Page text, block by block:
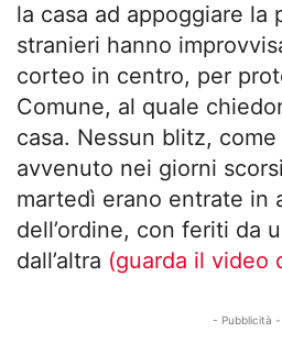
la casa ad appoggiare la
stranieri hanno
corteo in centro, per
Comune, al quale
casa. Nessun blitz,
avvenuto nei giorni
martedì erano entrate in
dell’ordine, con feriti da
dall’altra (guarda il video
- Pubblicità -